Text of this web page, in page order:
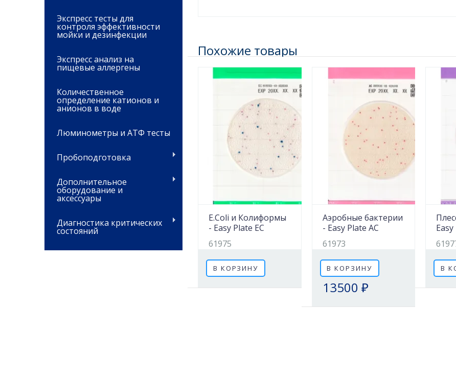
Экспресс тесты для
контроля эффективности
мойки и дезинфекции
Экспресс анализ на
пищевые аллергены
Количественное
определение катионов и
анионов в воде
Люминометры и АТФ тесты
Пробоподготовка
Дополнительное
оборудование и
аксессуары
Диагностика критических
состояний
Похожие товары
E.Coli и Колиформы
- Easy Plate EC
61975
В КОРЗИНУ
Аэробные бактерии
- Easy Plate AC
61973
В КОРЗИНУ
13500 ₽
В